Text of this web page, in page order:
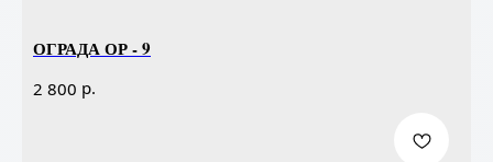
ОГРАДА ОР - 9
2 800 р.